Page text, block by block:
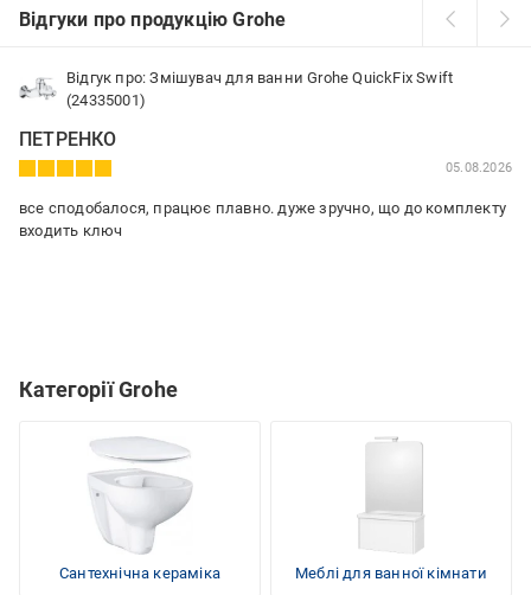
Відгуки про продукцію Grohe
Відгук про: Змішувач для ванни Grohe QuickFix Swift
(24335001)
ПЕТРЕНКО
05.08.2026
все сподобалося, працює плавно. дуже зручно, що до комплекту
входить ключ
Категорії Grohe
Сантехнічна кераміка Меблі для ванної кімнати